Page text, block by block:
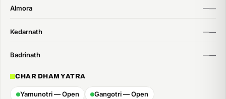
Almora
Kedarnath
Badrinath
CHAR DHAM YATRA
Yamunotri — Open
Gangotri — Open